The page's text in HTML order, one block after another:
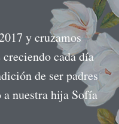
y cruzamos
cada día
de ser padres
nuestra hija Sofía